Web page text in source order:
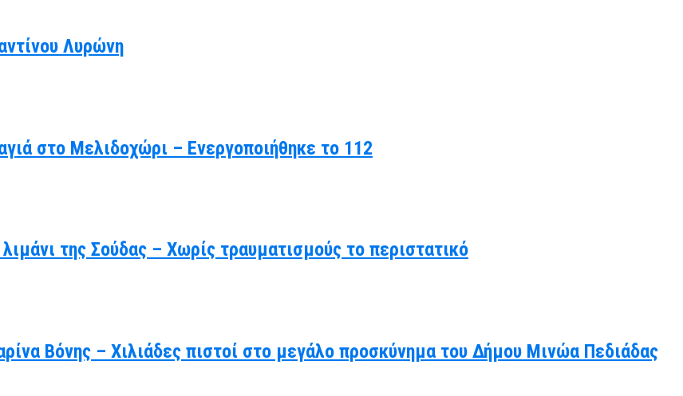
Λυρώνη
στο Μελιδοχώρι – Ενεργοποιήθηκε το 112
της Σούδας – Χωρίς τραυματισμούς το περιστατικό
Βόνης – Χιλιάδες πιστοί στο μεγάλο προσκύνημα του Δήμου Μινώα Πεδιάδας